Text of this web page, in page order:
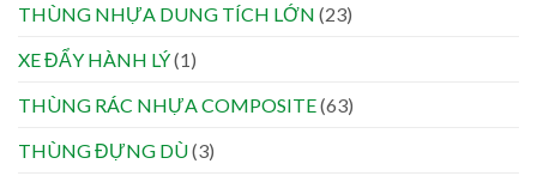
THÙNG NHỰA DUNG TÍCH LỚN (23)
XE ĐẨY HÀNH LÝ(1)
THÙNG RÁC NHỰA COMPOSITE(63)
THÙNG ĐỰNG DÙ(3)